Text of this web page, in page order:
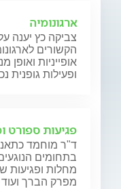
ארגונומיה
צביקה כץ יענה
הקשורים
אופייניות ואופן
ופעילות גופנית
פגיעות ספורט
ד"ר מוחמד
בתחומים
מחלות ופגיעות
מפרק הברך ועוד